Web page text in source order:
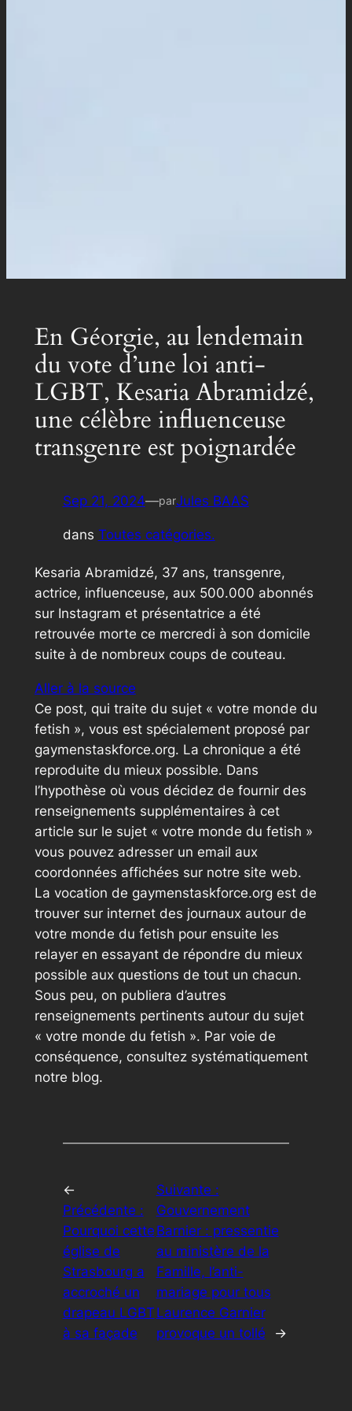
En Géorgie, au lendemain
du vote d’une loi anti-
LGBT, Kesaria Abramidzé,
une célèbre influenceuse
transgenre est poignardée
Sep 21, 2024—parJules BAAS
dans Toutes catégories.
Kesaria Abramidzé, 37 ans, transgenre,
actrice, influenceuse, aux 500.000 abonnés
sur Instagram et présentatrice a été
retrouvée morte ce mercredi à son domicile
suite à de nombreux coups de couteau.
Aller à la source
Ce post, qui traite du sujet « votre monde du
fetish », vous est spécialement proposé par
gaymenstaskforce.org. La chronique a été
reproduite du mieux possible. Dans
l’hypothèse où vous décidez de fournir des
renseignements supplémentaires à cet
article sur le sujet « votre monde du fetish »
vous pouvez adresser un email aux
coordonnées affichées sur notre site web.
La vocation de gaymenstaskforce.org est de
trouver sur internet des journaux autour de
votre monde du fetish pour ensuite les
relayer en essayant de répondre du mieux
possible aux questions de tout un chacun.
Sous peu, on publiera d’autres
renseignements pertinents autour du sujet
« votre monde du fetish ». Par voie de
conséquence, consultez systématiquement
notre blog.
←
Précédente :
Pourquoi cette
église de
Strasbourg a
accroché un
drapeau LGBT
à sa façade
Suivante :
Gouvernement
Barnier : pressentie
au ministère de la
Famille, l’anti-
mariage pour tous
Laurence Garnier
provoque un tollé
→